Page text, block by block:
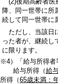
降、同一世帯に所
続して同一世帯に
ただし、当該日
った者が、継続し
に限ります。
※4）「給与所得者
給与所得（給
所得（65歳未満：